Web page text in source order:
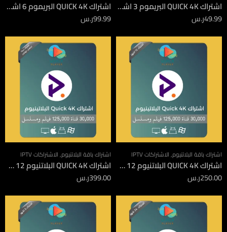
اشتراك QUICK 4K البريموم 3 اشهر
49.99ر.س
اشتراك QUICK 4K البريموم 6 اشهر
99.99ر.س
اشتراك باقة البلاتنيوم,الاشتراكات IPTV
اشتراك QUICK 4K البلاتنيوم 12 شهر
250.00ر.س
اشتراك باقة البلاتنيوم,الاشتراكات IPTV
اشتراك QUICK 4K البلاتنيوم 12 شهر جهازين
399.00ر.س